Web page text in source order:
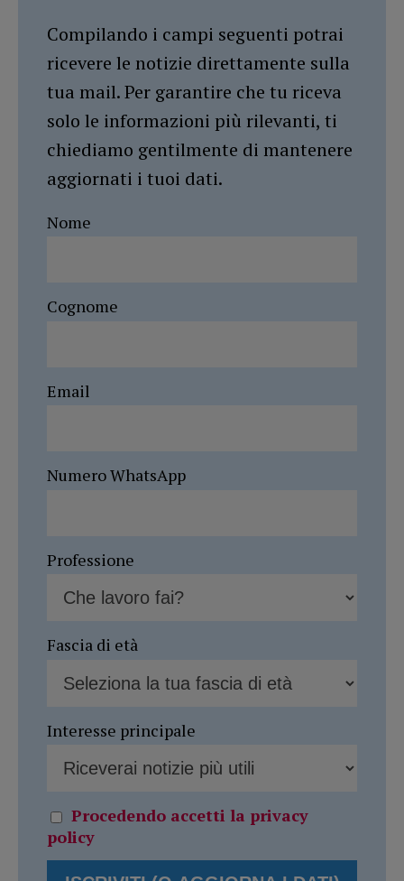
Compilando i campi seguenti potrai
ricevere le notizie direttamente sulla
tua mail. Per garantire che tu riceva
solo le informazioni più rilevanti, ti
chiediamo gentilmente di mantenere
aggiornati i tuoi dati.
Nome
Cognome
Email
Numero WhatsApp
Professione
Fascia di età
Interesse principale
Procedendo accetti la privacy
policy